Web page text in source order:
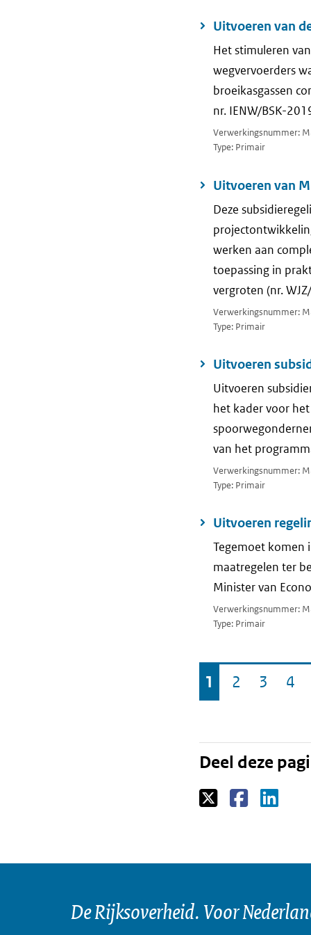
Uitvoeren van
Het stimuleren
wegvervoerders
broeikasgassen
nr. IENW/BSK-
Verwerkingsnummer:
Type: Primair
Uitvoeren van
Deze
werken aan
toepassing in
vergroten (nr.
Verwerkingsnummer:
Type: Primair
Uitvoeren
Uitvoeren
het kader voor
van het
Verwerkingsnummer:
Type: Primair
Uitvoeren
Tegemoet komen
maatregelen ter
Minister van
Verwerkingsnummer:
Type: Primair
Ga
naar
Pagina
1 Pagina
2 Pagina
3 4
Deel deze
De Rijksoverheid. Voor